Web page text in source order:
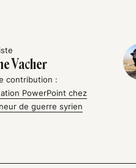
Vacher
contribution :
PowerPoint chez
de guerre syrien